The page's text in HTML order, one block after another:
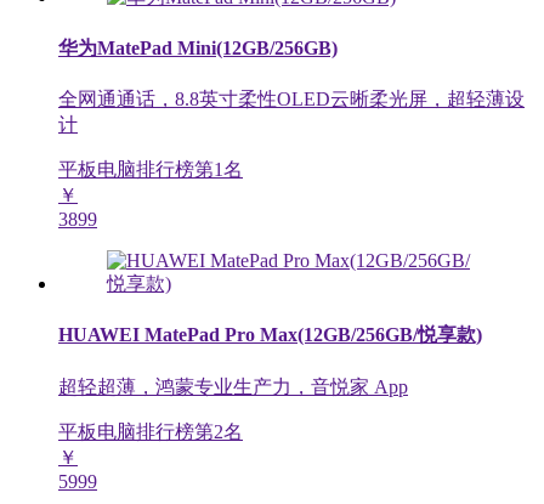
华为MatePad Mini(12GB/256GB)
全网通通话，8.8英寸柔性OLED云晰柔光屏，超轻薄设
计
平板电脑排行榜第1名
￥
3899
HUAWEI MatePad Pro Max(12GB/256GB/悦享款)
超轻超薄，鸿蒙专业生产力，音悦家 App
平板电脑排行榜第2名
￥
5999